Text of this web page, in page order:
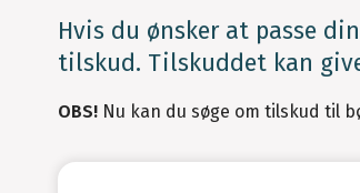
Hvis du ønsker at passe
tilskud. Tilskuddet kan
OBS! Nu kan du søge om tilskud til